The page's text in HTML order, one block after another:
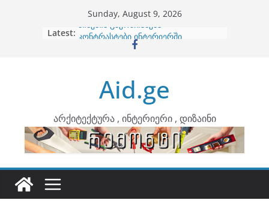
Sunday, August 9, 2026
Latest: ბინების გაერთიანება
კონტრასტები ინტერიერში
ინტერიერის დიზიანი
არტემიდი წარმოგიდგენთ
Aid.ge
არქიტექტურა , ინტერიერი , დიზაინი